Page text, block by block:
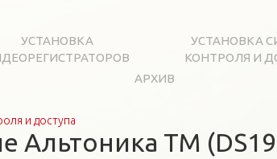
УСТАНОВКА
УСТАНОВКА
КОНТРОЛЯ И
АРХИВ
и доступа
Альтоника ТМ